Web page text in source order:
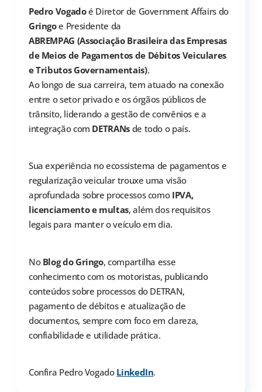
Pedro Vogadoé Diretor de Government Affairs do
Gringoe Presidente da
ABREMPAG (Associação Brasileira das Empresas
de Meios de Pagamentos de Débitos Veiculares
e Tributos Governamentais).
Ao longo de sua carreira, tem atuado na conexão
entre o setor privado e os órgãos públicos de
trânsito, liderando a gestão de convênios e a
integração com DETRANsde todo o país.
Sua experiência no ecossistema de pagamentos e
regularização veicular trouxe uma visão
aprofundada sobre processos como IPVA,
licenciamento e multas, além dos requisitos
legais para manter o veículo em dia.
No Blog do Gringo, compartilha esse
conhecimento com os motoristas, publicando
conteúdos sobre processos do DETRAN,
pagamento de débitos e atualização de
documentos, sempre com foco em clareza,
confiabilidade e utilidade prática.
Confira Pedro Vogado LinkedIn.